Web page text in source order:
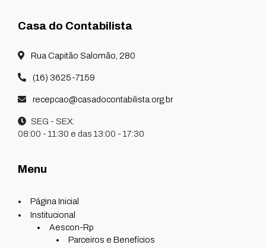
Casa do Contabilista
Rua Capitão Salomão, 280
(16) 3625-7159
recepcao@casadocontabilista.org.br
SEG - SEX:
08:00 - 11:30 e das 13:00 - 17:30
Menu
Página Inicial
Institucional
Aescon-Rp
Parceiros e Benefícios